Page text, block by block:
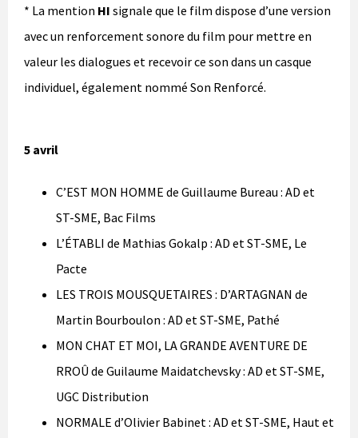
* La mention HI signale que le film dispose d’une version
avec un renforcement sonore du film pour mettre en
valeur les dialogues et recevoir ce son dans un casque
individuel, également nommé Son Renforcé.
5 avril
C’EST MON HOMME de Guillaume Bureau : AD et
ST-SME, Bac Films
L’ÉTABLI de Mathias Gokalp : AD et ST-SME, Le
Pacte
LES TROIS MOUSQUETAIRES : D’ARTAGNAN de
Martin Bourboulon : AD et ST-SME, Pathé
MON CHAT ET MOI, LA GRANDE AVENTURE DE
RROÛ de Guilaume Maidatchevsky : AD et ST-SME,
UGC Distribution
NORMALE d’Olivier Babinet : AD et ST-SME, Haut et